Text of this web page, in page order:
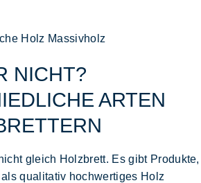
NICHT?
ARTEN
gleich Holzbrett. Es gibt Produkte,
qualitativ hochwertiges Holz